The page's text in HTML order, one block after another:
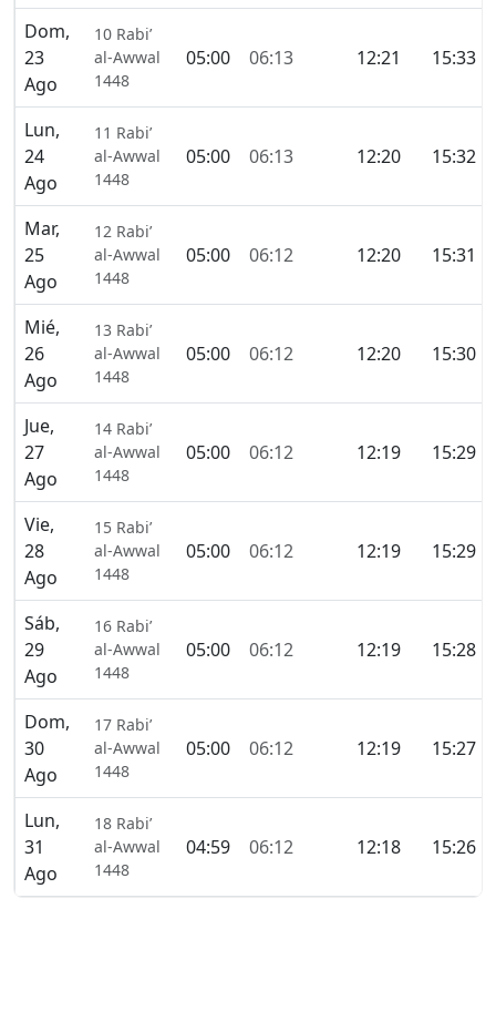
Dom,
23
Ago
10 Rabi’
al-Awwal
1448
05:00 06:13 12:21 15:33
Lun,
24
Ago
11 Rabi’
al-Awwal
1448
05:00 06:13 12:20 15:32
Mar,
25
Ago
12 Rabi’
al-Awwal
1448
05:00 06:12 12:20 15:31
Mié,
26
Ago
13 Rabi’
al-Awwal
1448
05:00 06:12 12:20 15:30
Jue,
27
Ago
14 Rabi’
al-Awwal
1448
05:00 06:12 12:19 15:29
Vie,
28
Ago
15 Rabi’
al-Awwal
1448
05:00 06:12 12:19 15:29
Sáb,
29
Ago
16 Rabi’
al-Awwal
1448
05:00 06:12 12:19 15:28
Dom,
30
Ago
17 Rabi’
al-Awwal
1448
05:00 06:12 12:19 15:27
Lun,
31
Ago
18 Rabi’
al-Awwal
1448
04:59 06:12 12:18 15:26